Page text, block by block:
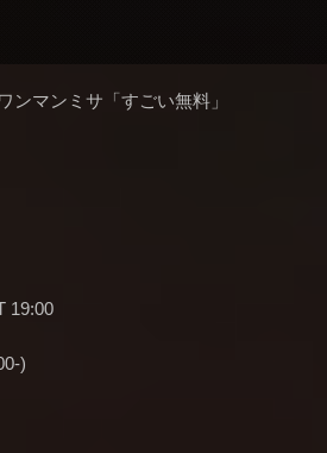
ンマンミサ「すごい無料」
19:00
)